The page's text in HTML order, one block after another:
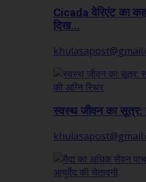
Cicada वेरिएंट का
दिख...
स्वस्थ जीवन का सूत्र: